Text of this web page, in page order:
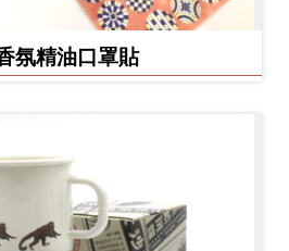
氛精油口罩貼